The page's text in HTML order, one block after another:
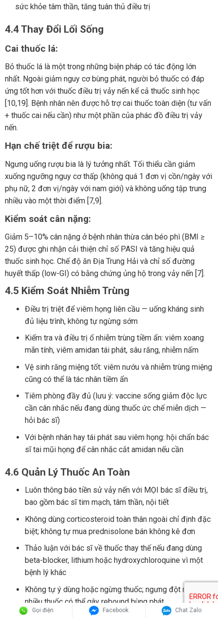
sức khỏe tâm thần, tăng tuân thủ điều trị
4.4 Thay Đổi Lối Sống
Cai thuốc lá:
Bỏ thuốc lá là một trong những biện pháp có tác động lớn
nhất. Ngoài giảm nguy cơ bùng phát, người bỏ thuốc có đáp
ứng tốt hơn với thuốc điều trị vảy nến kể cả thuốc sinh học
[10,19]. Bệnh nhân nên được hỗ trợ cai thuốc toàn diện (tư vấn
+ thuốc cai nếu cần) như một phần của phác đồ điều trị vảy
nến.
Hạn chế triệt để rượu bia:
Ngưng uống rượu bia là lý tưởng nhất. Tối thiểu cần giảm
xuống ngưỡng nguy cơ thấp (không quá 1 đơn vị cồn/ngày với
phụ nữ, 2 đơn vị/ngày với nam giới) và không uống tập trung
nhiều vào một thời điểm [7,9].
Kiểm soát cân nặng:
Giảm 5–10% cân nặng ở bệnh nhân thừa cân béo phì (BMI ≥
25) được ghi nhận cải thiện chỉ số PASI và tăng hiệu quả
thuốc sinh học. Chế độ ăn Địa Trung Hải và chỉ số đường
huyết thấp (low-GI) có bằng chứng ủng hộ trong vảy nến [7].
4.5 Kiểm Soát Nhiễm Trùng
Điều trị triệt để viêm họng liên cầu — uống kháng sinh
đủ liệu trình, không tự ngừng sớm
Kiểm tra và điều trị ổ nhiễm trùng tiềm ẩn: viêm xoang
mãn tính, viêm amidan tái phát, sâu răng, nhiễm nấm
Vệ sinh răng miệng tốt: viêm nướu và nhiễm trùng miệng
cũng có thể là tác nhân tiềm ẩn
Tiêm phòng đầy đủ (lưu ý: vaccine sống giảm độc lực
cần cân nhắc nếu đang dùng thuốc ức chế miễn dịch —
hỏi bác sĩ)
Với bệnh nhân hay tái phát sau viêm họng: hội chẩn bác
sĩ tai mũi họng để cân nhắc cắt amidan nếu cần
4.6 Quản Lý Thuốc An Toàn
Luôn thông báo tiền sử vảy nến với MỌI bác sĩ điều trị,
bao gồm bác sĩ tim mạch, tâm thần, nội tiết
Không dùng corticosteroid toàn thân ngoài chỉ định đặc
biệt; không tự mua prednisolone bán không kê đơn
Thảo luận với bác sĩ về thuốc thay thế nếu đang dùng
beta-blocker, lithium hoặc hydroxychloroquine vì một
bệnh lý khác
Không tự ý dùng hoặc ngừng thuốc; ngưng đột ngột
nhiều thuốc có thể gây rebound bùng phát
Gọi điện Facebook Chat Zalo